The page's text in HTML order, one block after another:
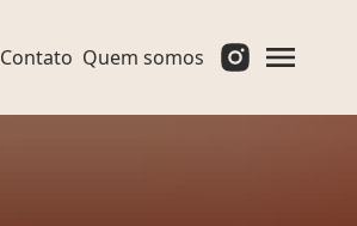
Contato Quem somos